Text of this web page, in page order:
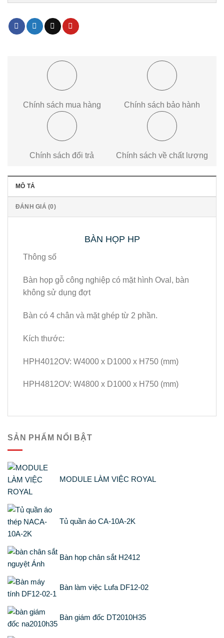
Chính sách mua hàng Chính sách bảo hành
Chính sách đổi trả Chính sách về chất lượng
MÔ TẢ
ĐÁNH GIÁ (0)
BÀN HỌP HP
Thông số
Bàn họp gỗ công nghiệp có mặt hình Oval, bàn
không sử dụng đợt
Bàn có 4 chân và mặt ghép từ 2 phần.
Kích thước:
HPH4012OV: W4000 x D1000 x H750 (mm)
HPH4812OV: W4800 x D1000 x H750 (mm)
SẢN PHẨM NỔI BẬT
MODULE LÀM VIỆC ROYAL
Tủ quần áo CA-10A-2K
Bàn họp chân sắt H2412
Bàn làm việc Lufa DF12-02
Bàn giám đốc DT2010H35